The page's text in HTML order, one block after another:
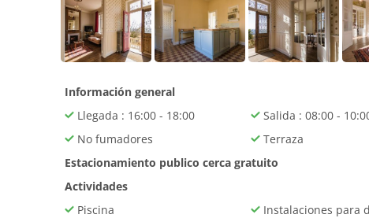
Información general
Llegada : 16:00 - 18:00
Salida : 08:00 -
No fumadores
Terraza
Estacionamiento publico cerca gratuito
Actividades
Piscina
Instalaciones para